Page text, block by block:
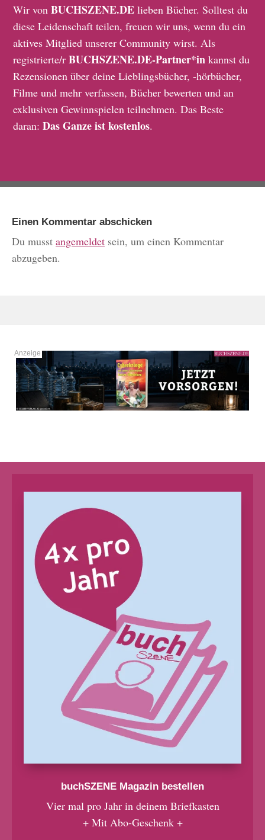
Wir vonBUCHSZENE.DE lieben Bücher. Solltest du
diese Leidenschaft teilen, freuen wir uns, wenn du ein
aktives Mitglied unserer Community wirst. Als
registrierte/rBUCHSZENE.DE-Partner*in kannst du
Rezensionen über deine Lieblingsbücher, -hörbücher,
Filme und mehr verfassen, Bücher bewerten und an
exklusiven Gewinnspielen teilnehmen. Das Beste
daran:Das Ganze ist kostenlos.
Einen Kommentar abschicken
Du musst angemeldet sein, um einen Kommentar
abzugeben.
buchSZENE Magazin bestellen
Vier mal pro Jahr in deinem Briefkasten
+ Mit Abo-Geschenk +